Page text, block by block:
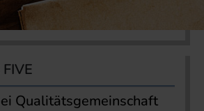
Qualitätsgemeinschaft